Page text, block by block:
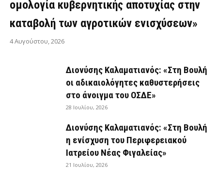
ομολογία κυβερνητικής αποτυχίας στην
καταβολή των αγροτικών ενισχύσεων»
4 Αυγούστου, 2026
Διονύσης Καλαματιανός: «Στη Βουλή
οι αδικαιολόγητες καθυστερήσεις
στο άνοιγμα του ΟΣΔΕ»
28 Ιουλίου, 2026
Διονύσης Καλαματιανός: «Στη Βουλή
η ενίσχυση του Περιφερειακού
Ιατρείου Νέας Φιγαλείας»
21 Ιουλίου, 2026